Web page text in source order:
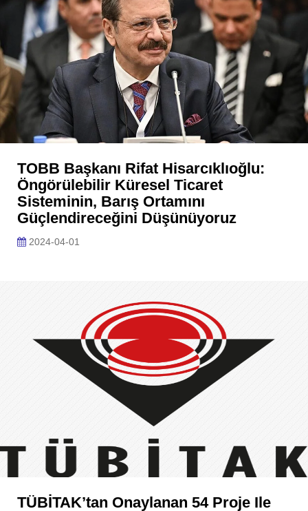
TOBB Başkanı Rifat Hisarcıklıoğlu:
Öngörülebilir Küresel Ticaret
Sisteminin, Barış Ortamını
Güçlendireceğini Düşünüyoruz
2024-04-01
TÜBİTAK’tan Onaylanan 54 Proje Ile